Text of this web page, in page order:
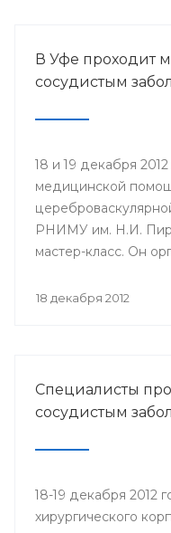
В Уфе проходит
сосудистым
18 и 19 декабря
медицинской
РНИМУ им. Н.И.
мастер-класс. Он
сосудистых
медицинской
18 декабря 2012
Специалисты
сосудистым
18-19 декабря 2012
хирургического